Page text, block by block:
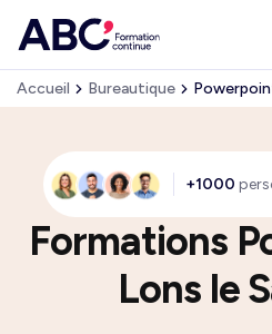
Accueil Bureautique
+1000
Formations
Lons le